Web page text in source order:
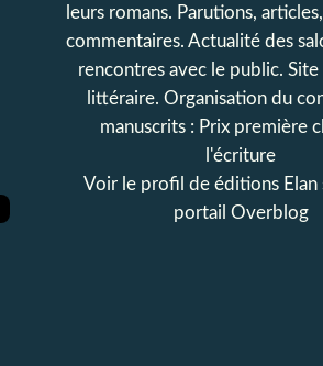
leurs romans. Parutions,
commentaires. Actualité des
rencontres avec le public. Site
littéraire. Organisation du
manuscrits : Prix première
l'écriture
Voir le profil de éditions Elan
portail Overblog